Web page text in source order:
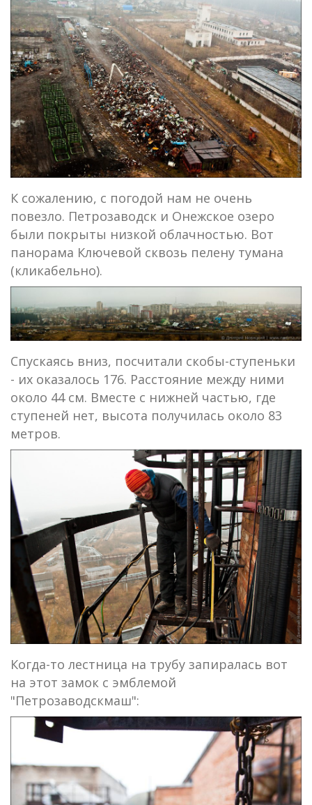
К сожалению, с погодой нам не очень
повезло. Петрозаводск и Онежское озеро
были покрыты низкой облачностью. Вот
панорама Ключевой сквозь пелену тумана
(кликабельно).
Спускаясь вниз, посчитали скобы-ступеньки
- их оказалось 176. Расстояние между ними
около 44 см. Вместе с нижней частью, где
ступеней нет, высота получилась около 83
метров.
Когда-то лестница на трубу запиралась вот
на этот замок с эмблемой
"Петрозаводскмаш":